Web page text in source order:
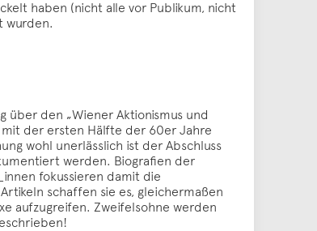
haben (nicht alle vor Publikum, nicht
wurden.
über den „Wiener Aktionismus und
mit der ersten Hälfte der 60er Jahre
wohl unerlässlich ist der Abschluss
werden. Biografien der
fokussieren damit die
schaffen sie es, gleichermaßen
aufzugreifen. Zweifelsohne werden